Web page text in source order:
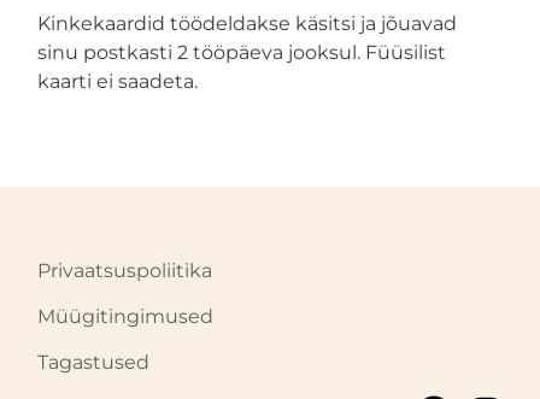
Kinkekaardid töödeldakse käsitsi ja jõuavad
sinu postkasti 2 tööpäeva jooksul. Füüsilist
kaarti ei saadeta.
Privaatsuspoliitika
Müügitingimused
Tagastused